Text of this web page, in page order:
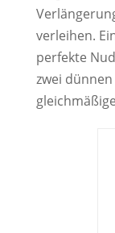
verleihen.
perfekte
zwei